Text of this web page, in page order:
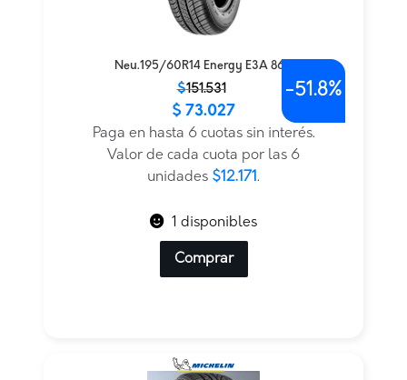
Neu.195/60R14 Energy E3A 86H
$151.531
original
actual
$ 73.027
Paga en hasta 6 cuotas sin interés.
Valor de cada cuota por las 6
unidades $12.171.
-51.8%
1 disponibles
Comprar